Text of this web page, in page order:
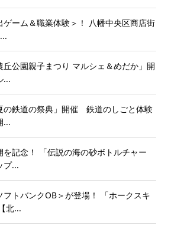
ーム＆職業体験＞！ 八幡中央区商店街
公園親子まつり マルシェ＆めだか」開
...
の鉄道の祭典」開催 鉄道のしごと体験
...
記念！ 「伝説の海の砂ボトルチャー
プ...
トバンクOB＞が登場！ 「ホークスキ
北...